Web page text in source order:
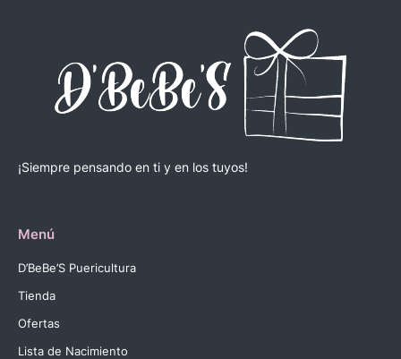
¡Siempre pensando en ti y en los tuyos!
Menú
D’BeBe’S Puericultura
Tienda
Ofertas
Lista de Nacimiento